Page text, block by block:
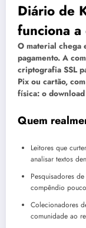
Diário de
funciona
O material chega
pagamento. A
criptografia SSL
Pix ou cartão,
física: o
Quem
Leitores que
analisar textos
Pesquisadores
compêndio
Colecionadores
comunidade ao